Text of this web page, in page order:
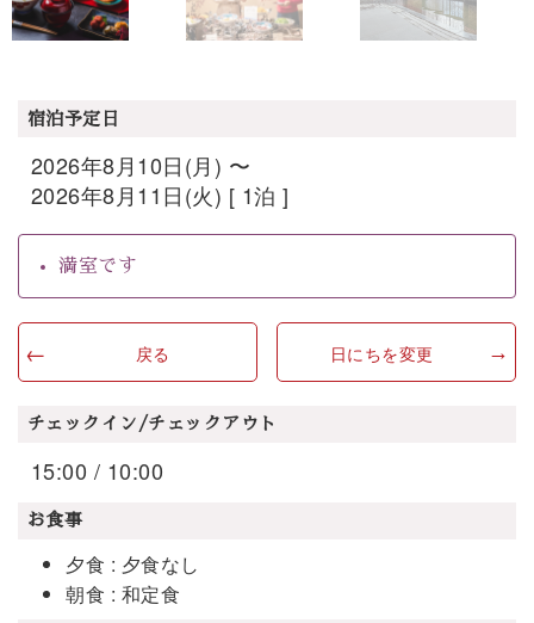
宿泊予定日
2026年8月10日(月) 〜
2026年8月11日(火) [ 1泊 ]
満室です
戻る 日にちを変更
チェックイン/チェックアウト
15:00 / 10:00
お食事
夕食 : 夕食なし
朝食 : 和定食